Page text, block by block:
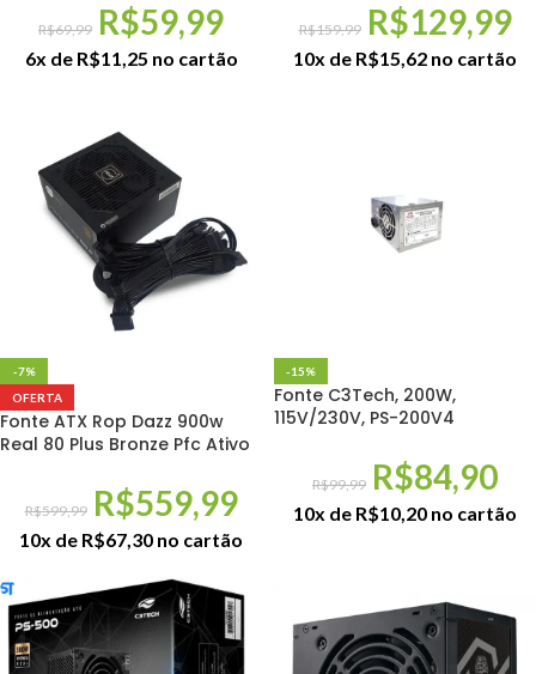
R$69,99 R$59,99
6x de R$11,25 no cartão
R$159,99 R$129,99
10x de R$15,62 no cartão
-7%
OFERTA
Fonte ATX Rop Dazz 900w
Real 80 Plus Bronze Pfc Ativo
R$599,99 R$559,99
10x de R$67,30 no cartão
-15%
Fonte C3Tech, 200W,
115V/230V, PS-200V4
R$99,99 R$84,90
10x de R$10,20 no cartão